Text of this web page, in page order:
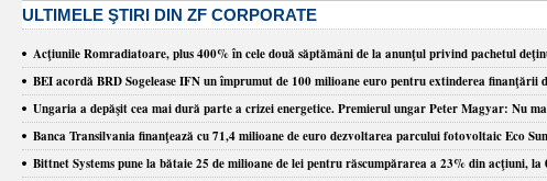
ULTIMELE ŞTIRI DIN ZF CORPORATE
Acţiunile Romradiatoare, plus 400% în cele două săptămâni de la anunţul privind pachetul
BEI acordă BRD Sogelease IFN un împrumut de 100 milioane euro pentru extinderea
Ungaria a depăşit cea mai dură parte a crizei energetice. Premierul ungar Peter Magyar: Nu
Banca Transilvania finanţează cu 71,4 milioane de euro dezvoltarea parcului fotovoltaic Eco
Bittnet Systems pune la bătaie 25 de milioane de lei pentru răscumpărarea a 23% din acţiuni,